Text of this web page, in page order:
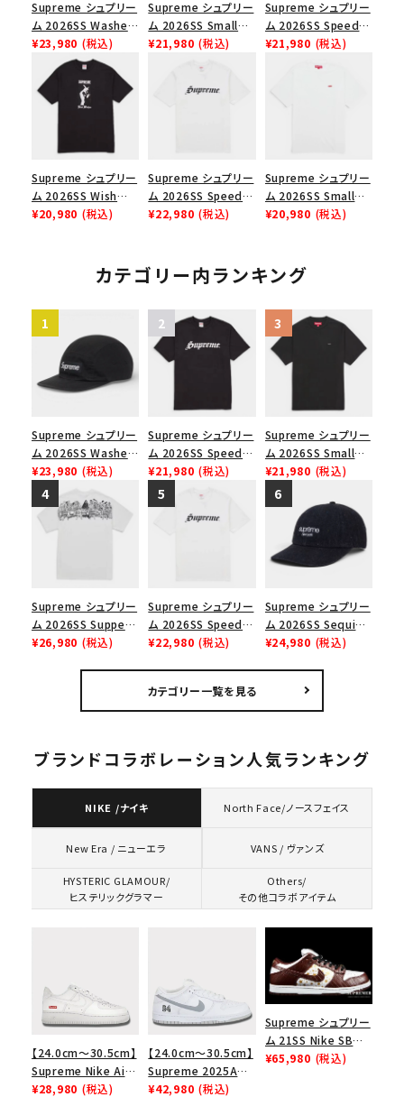
Supreme シュプリー
ム 2026SS Washed
Chino Twill Camp
Cap ウォッシュド チ
ノツイル キャンプキャ
ップ ブラック
¥23,980 (税込)
Supreme シュプリー
ム 2026SS Small
Box Tee スモールボ
¥21,980 (税込)
Supreme シュプリー
ム 2026SS Speed
Tee スピードTシャツ
¥21,980 (税込)
Supreme シュプリー
ム 2026SS Wish
Tee ウィッシュTシ
¥20,980 (税込)
Supreme シュプリー
ム 2026SS Speed
Tee スピードTシャツ
¥22,980 (税込)
Supreme シュプリー
ム 2026SS Small
Box Tee スモールボ
¥20,980 (税込)
カテゴリー内ランキング
Supreme シュプリー
ム 2026SS Washed
Chino Twill Camp
Cap ウォッシュド チ
ノツイル キャンプキャ
ップ ブラック
¥23,980 (税込)
Supreme シュプリー
ム 2026SS Speed
Tee スピードTシャツ
ブラック
¥21,980 (税込)
Supreme シュプリー
ム 2026SS Small
Box Tee スモールボ
ックスTシャツ ブラッ
ク
¥21,980 (税込)
Supreme シュプリー
ム 2026SS Supper
Tee サパーTシャツ
¥26,980 (税込)
Supreme シュプリー
ム 2026SS Speed
Tee スピードTシャツ
¥22,980 (税込)
Supreme シュプリー
ム 2026SS Sequin
Denim Classic
シックロゴ 6パネルキ
ャップ ブラック
¥24,980 (税込)
カテゴリー一覧を見る
ブランドコラボレーション人気ランキング
NIKE /ナイキ North Face/ノースフェイス
New Era / ニューエラ VANS / ヴァンズ
HYSTERIC GLAMOUR/
ヒステリックグラマー
Others/
その他コラボアイテム
【24.0cm～30.5cm】
Supreme Nike Air
Force 1 Low シュプ
¥28,980 (税込)
【24.0cm～30.5cm】
Supreme 2025AW
Nike SB Dunk Low
¥42,980 (税込)
Supreme シュプリー
ム 21SS Nike SB
Dunk Low ナイキSB
¥65,980 (税込)